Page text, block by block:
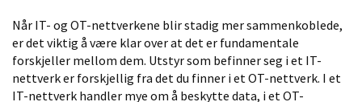
Når IT- og OT-nettverkene blir stadig mer sammenkoblede,
er det viktig å være klar over at det er fundamentale
forskjeller mellom dem. Utstyr som befinner seg i et IT-
nettverk er forskjellig fra det du finner i et OT-nettverk. I et
IT-nettverk handler mye om å beskytte data, i et OT-